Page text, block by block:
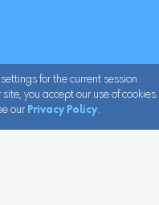
for the current session.
you accept our use of cookies.
our Privacy Policy.